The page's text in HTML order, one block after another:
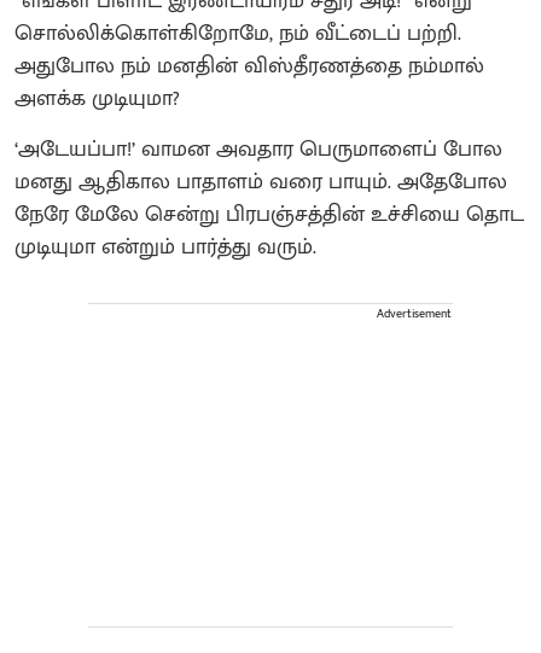
சொல்லிக்கொள்கிறோமே, நம் வீட்டைப் பற்றி.
அதுபோல நம் மனதின் விஸ்தீரணத்தை நம்மால்
அளக்க முடியுமா?
‘அடேயப்பா!’ வாமன அவதார பெருமாளைப் போல
மனது ஆதிகால பாதாளம் வரை பாயும். அதேபோல
நேரே மேலே சென்று பிரபஞ்சத்தின் உச்சியை தொட
முடியுமா என்றும் பார்த்து வரும்.
Advertisement